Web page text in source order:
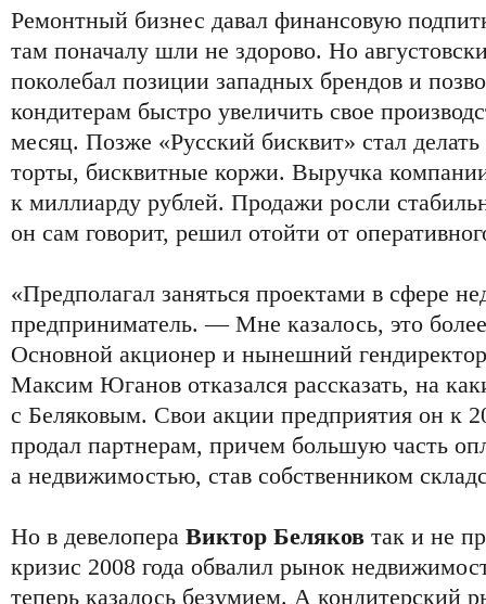
Ремонтный бизнес давал финансовую
там поначалу шли не здорово. Но
поколебал позиции западных брендов и
кондитерам быстро увеличить свое
месяц. Позже «Русский бисквит» стал
торты, бисквитные коржи. Выручка
к миллиарду рублей. Продажи росли
он сам говорит, решил отойти от
«Предполагал заняться проектами в сфере
предприниматель. — Мне казалось, это
Основной акционер и нынешний гендиректор
Максим Юганов отказался рассказать, на
с Беляковым. Свои акции предприятия он к
продал партнерам, причем большую часть
а недвижимостью, став собственником
Но в девелопера Виктор Беляков так и не
кризис 2008 года обвалил рынок
теперь казалось безумием. А кондитерский